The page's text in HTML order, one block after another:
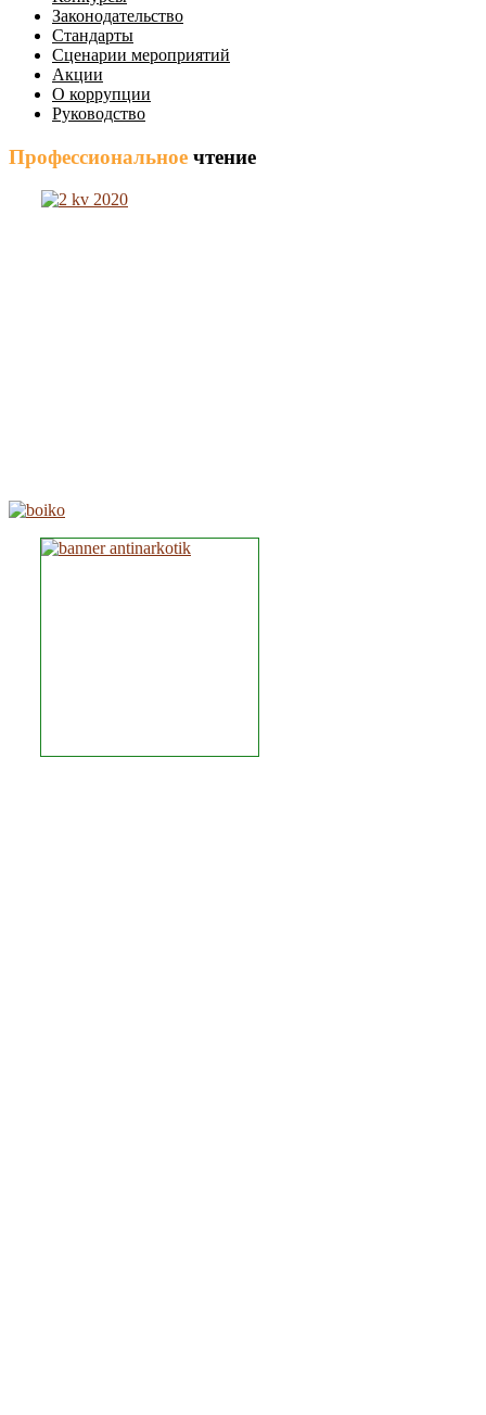
Законодательство
Стандарты
Сценарии мероприятий
Акции
О коррупции
Руководство
Профессиональное чтение